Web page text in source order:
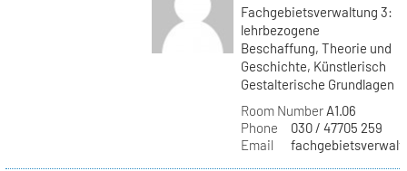
Fachgebietsverwaltung 3:
lehrbezogene
Beschaffung, Theorie und
Geschichte, Künstlerisch
Gestalterische Grundlagen
Room NumberA1.06
Phone
030 / 47705 259
Email